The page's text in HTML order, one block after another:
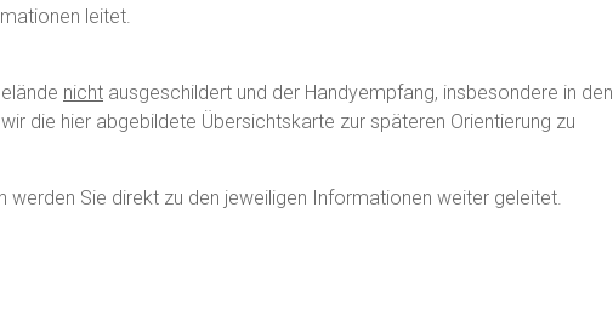
leitet.
nicht ausgeschildert und der Handyempfang, insbesondere in den
die hier abgebildete Übersichtskarte zur späteren Orientierung zu
werden Sie direkt zu den jeweiligen Informationen weiter geleitet.